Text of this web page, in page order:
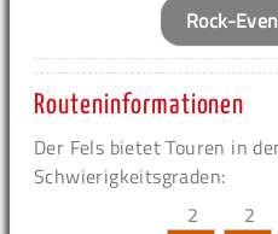
Rock-
Routeninformationen
Der Fels bietet Touren in
Schwierigkeitsgraden:
2 2